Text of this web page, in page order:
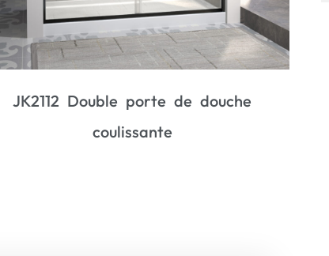
JK2712D Porte de douche coulissante
simple